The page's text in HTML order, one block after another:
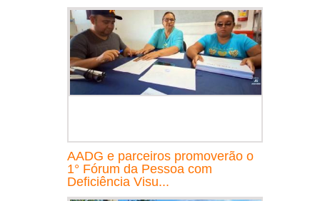
AADG e parceiros promoverão o
1° Fórum da Pessoa com
Deficiência Visu...